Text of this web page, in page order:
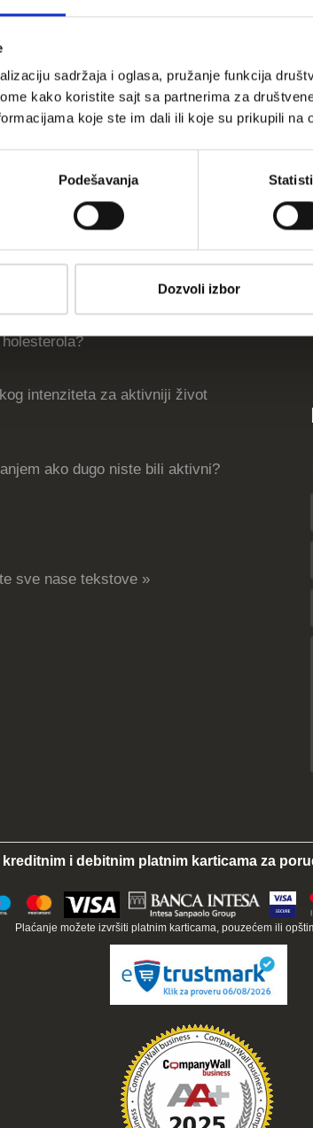
sadržaja i oglasa, pružanje funkcija
kako koristite sajt sa partnerima za
koje ste im dali ili koje su prikupili na
Podešavanja
Dozvoli izbor
U korpu
akcijama, treninzima
boljem odnosu HDL i LDL
holesterola?
intenziteta za aktivniji život
ako dugo niste bili aktivni?
sve nase tekstove »
kreditnim i debitnim platnim karticama za
Plaćanje možete izvršiti platnim karticama, pouzećem ili